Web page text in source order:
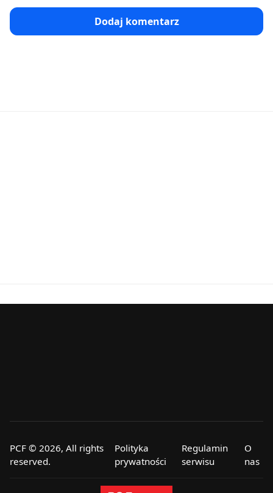
Dodaj komentarz
PCF © 2026, All rights
reserved.
Polityka
prywatności
Regulamin
serwisu
O
nas